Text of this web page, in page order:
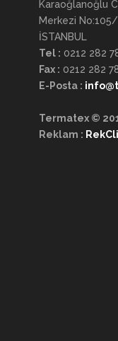
Karaoğlanoğlu
Merkezi
İSTANBUL
Tel : 0212 282
Fax : 0212 282
E-Posta :
Termatex ©
Reklam :